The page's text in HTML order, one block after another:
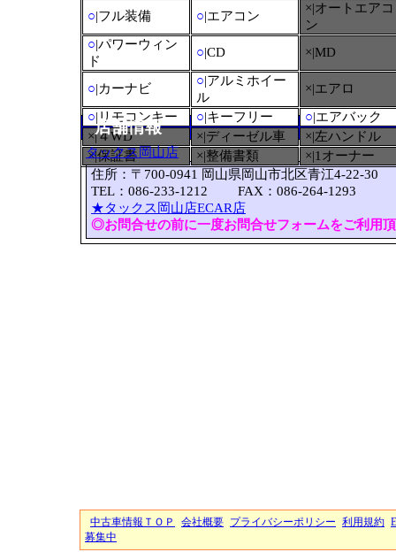
○|フル装備 ○|エアコン
×|オートエアコ
ン
○|パワーウィン
ド
○|CD ×|MD
○|カーナビ
○|アルミホイー
ル
×|エアロ
○|リモコンキー ○|キーフリー ○|エアバック
×|４WD
×|ディーゼル車
×|左ハンドル
×|保証書
×|整備書類 ×|1オーナー
店舗情報
タックス岡山店
住所：〒700-0941 岡山県岡山市北区青江4-22-30
TEL：086-233-1212 FAX：086-264-1293
★タックス岡山店ECAR店
◎お問合せの前に一度お問合せフォームをご利用
中古車情報ＴＯＰ 会社概要 プライバシーポリシー 利用規約
募集中